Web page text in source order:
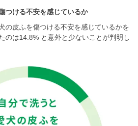
つける不安を感じているか
の皮ふを傷つける不安を感じているかを
のは14.8% と意外と少ないことが判明し